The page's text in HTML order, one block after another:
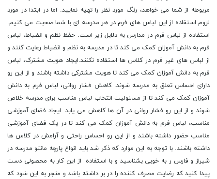
مربوطه از شما می خواهد، رنگ مورد نظر را تهیه نمایید. اما در ابتدا در مورد
لزوم استفاده از این لباس های فرم در هر مدرسه ای با شما صحبت می کنیم.
استفاده از لباس فرم در مدارس به دلایل زیر است. حفظ نظم و انضباط، لباس
فرم به دانش آموزان کمک می کند تا در مدرسه به نظم و انضباط رعایت کنند و
از لباس های غیر فرم در کلاس ها استفاده نکنند.ایجاد هویت مشترک، لباس
فرم به دانش آموزان کمک می کند تا هویت مشترکی داشته باشند و از این رو
دارای احساس تعلق به مدرسه شوند. کاهش فشار روانی، لباس فرم به دانش
آموزان کمک می کند تا از مسئولیت انتخاب لباس مناسب برای مدرسه خلاص
شوند و از این رو فشار روانی در آن ها کاهش می یابد. ایجاد فضای آموزشی
مناسب، لباس فرم به دانش آموزان کمک می کند تا در یک فضای آموزشی
مناسب حضور داشته باشند و از این رو احساس راحتی و آرامش در کلاس ها
داشته باشند. با توجه به این موارد که ذکر شد باید انواع پارچه مانتو مدرسه در
شیراز و فارس ر به خوبی بشناسید و با استفاده از این کار به محصولی دست
پیدا کنید که رضایت مصرف کننده را در بر داشته باشد و منجر به این شود که